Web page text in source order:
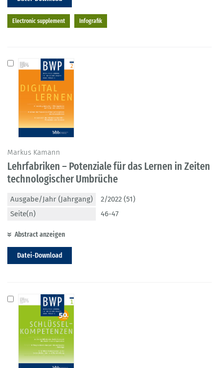
Electronic supplement Infografik
Markus Kamann
Lehrfabriken – Potenziale für das Lernen in Zeiten
technologischer Umbrüche
Ausgabe/Jahr (Jahrgang)
2/2022 (51)
Seite(n)
46-47
Abstract anzeigen
Datei-Download